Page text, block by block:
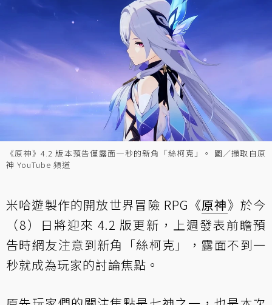
《原神》4.2 版本預告僅露面一秒的新角「絲柯克」。 圖／擷取自原
神 YouTube 頻道
米哈遊製作的開放世界冒險 RPG《原神》於今
（8）日將迎來 4.2 版更新，上週發表前瞻預
告時網友注意到新角「絲柯克」，露面不到一
秒就成為玩家的討論焦點。